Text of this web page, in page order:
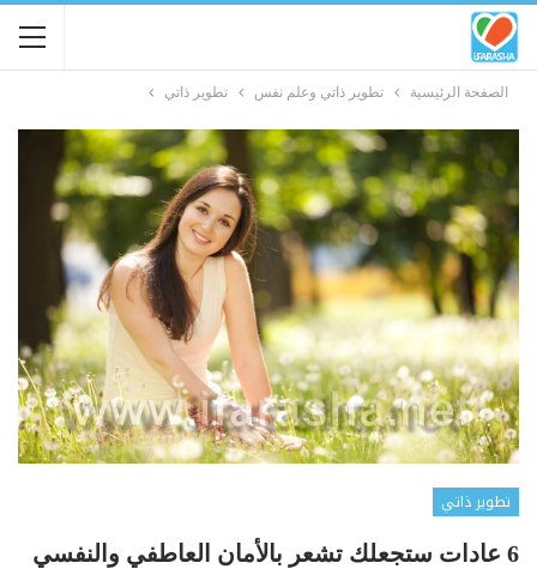
الصفحة الرئيسية تطوير ذاتي وعلم نفس تطوير ذاتي
تطوير ذاتي
6 عادات ستجعلك تشعر بالأمان العاطفي والنفسي